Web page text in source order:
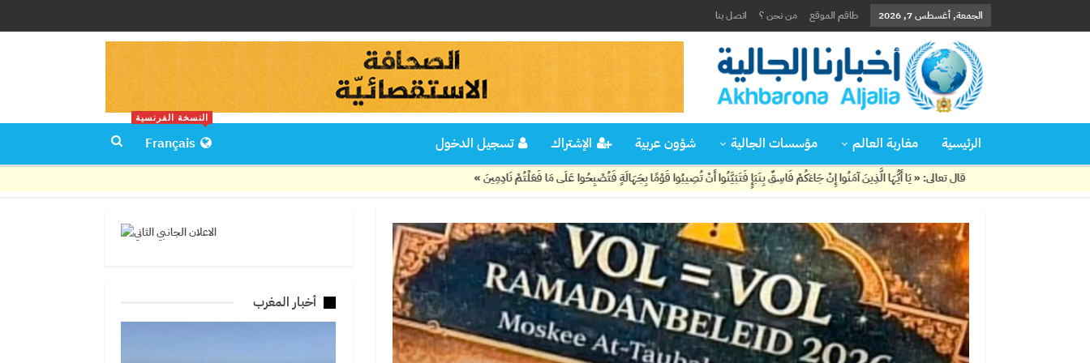
الجمعة, أغسطس 7, 2026 طاقم الموقع من نحن ؟ اتصل بنا
الرئيسية مغاربة العالم مؤسسات الجالية شؤون عربية الإشتراك تسجيل الدخول Français
النسخة الفرنسية
قال تعالى: « يَا أَيُّهَا الَّذِينَ آمَنُوا إِنْ جَاءَكُمْ فَاسِقٌ بِنَبَإٍ فَتَبَيَّنُوا أَنْ تُصِيبُوا قَوْمًا بِجَهَالَةٍ فَتُصْبِحُوا عَلَى مَا فَعَلْتُمْ نَادِمِينَ »
أخبار المغرب